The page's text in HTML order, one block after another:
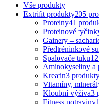
Vše produkty
Extrifit produkty205
Proteiny41
Proteinové
Gainery –
Předtréninkové
Spalovače tuku12
Aminokyseliny a
Kreatin3 produkty
Vitamíny,
Kloubní výživa3
Fitness potraviny